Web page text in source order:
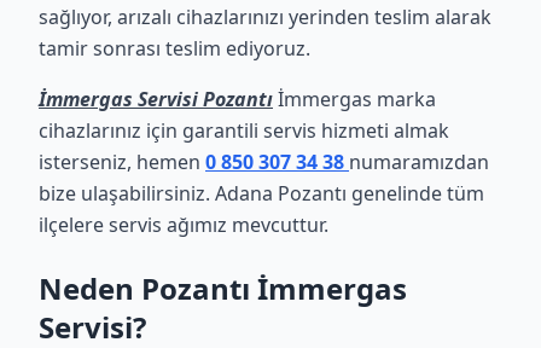
sağlıyor, arızalı cihazlarınızı yerinden teslim alarak
tamir sonrası teslim ediyoruz.
İmmergas Servisi Pozantıİmmergas marka
cihazlarınız için garantili servis hizmeti almak
isterseniz, hemen 0 850 307 34 38 numaramızdan
bize ulaşabilirsiniz. Adana Pozantı genelinde tüm
ilçelere servis ağımız mevcuttur.
Neden Pozantı İmmergas
Servisi?